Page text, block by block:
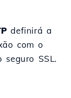
definirá a
com o
SSL.